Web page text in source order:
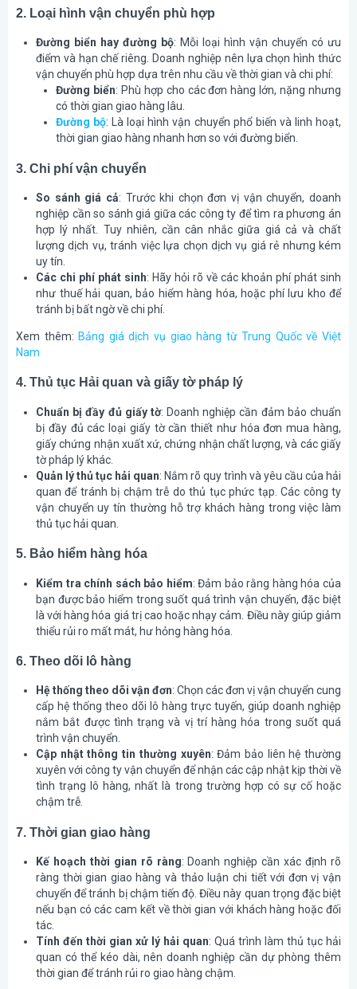
2. Loại hình vận chuyển phù hợp
Đường biển hay đường bộ: Mỗi loại hình vận chuyển có ưu
điểm và hạn chế riêng. Doanh nghiệp nên lựa chọn hình thức
vận chuyển phù hợp dựa trên nhu cầu về thời gian và chi phí:
Đường biển: Phù hợp cho các đơn hàng lớn, nặng nhưng
có thời gian giao hàng lâu.
Đường bộ: Là loại hình vận chuyển phổ biến và linh hoạt,
thời gian giao hàng nhanh hơn so với đường biển.
3. Chi phí vận chuyển
So sánh giá cả: Trước khi chọn đơn vị vận chuyển, doanh
nghiệp cần so sánh giá giữa các công ty để tìm ra phương án
hợp lý nhất. Tuy nhiên, cần cân nhắc giữa giá cả và chất
lượng dịch vụ, tránh việc lựa chọn dịch vụ giá rẻ nhưng kém
uy tín.
Các chi phí phát sinh: Hãy hỏi rõ về các khoản phí phát sinh
như thuế hải quan, bảo hiểm hàng hóa, hoặc phí lưu kho để
tránh bị bất ngờ về chi phí.
Xem thêm: Bảng giá dịch vụ giao hàng từ Trung Quốc về Việt
Nam
4. Thủ tục Hải quan và giấy tờ pháp lý
Chuẩn bị đầy đủ giấy tờ: Doanh nghiệp cần đảm bảo chuẩn
bị đầy đủ các loại giấy tờ cần thiết như hóa đơn mua hàng,
giấy chứng nhận xuất xứ, chứng nhận chất lượng, và các giấy
tờ pháp lý khác.
Quản lý thủ tục hải quan: Nắm rõ quy trình và yêu cầu của hải
quan để tránh bị chậm trễ do thủ tục phức tạp. Các công ty
vận chuyển uy tín thường hỗ trợ khách hàng trong việc làm
thủ tục hải quan.
5. Bảo hiểm hàng hóa
Kiểm tra chính sách bảo hiểm: Đảm bảo rằng hàng hóa của
bạn được bảo hiểm trong suốt quá trình vận chuyển, đặc biệt
là với hàng hóa giá trị cao hoặc nhạy cảm. Điều này giúp giảm
thiểu rủi ro mất mát, hư hỏng hàng hóa.
6. Theo dõi lô hàng
Hệ thống theo dõi vận đơn: Chọn các đơn vị vận chuyển cung
cấp hệ thống theo dõi lô hàng trực tuyến, giúp doanh nghiệp
nắm bắt được tình trạng và vị trí hàng hóa trong suốt quá
trình vận chuyển.
Cập nhật thông tin thường xuyên: Đảm bảo liên hệ thường
xuyên với công ty vận chuyển để nhận các cập nhật kịp thời về
tình trạng lô hàng, nhất là trong trường hợp có sự cố hoặc
chậm trễ.
7. Thời gian giao hàng
Kế hoạch thời gian rõ ràng: Doanh nghiệp cần xác định rõ
ràng thời gian giao hàng và thảo luận chi tiết với đơn vị vận
chuyển để tránh bị chậm tiến độ. Điều này quan trọng đặc biệt
nếu bạn có các cam kết về thời gian với khách hàng hoặc đối
tác.
Tính đến thời gian xử lý hải quan: Quá trình làm thủ tục hải
quan có thể kéo dài, nên doanh nghiệp cần dự phòng thêm
thời gian để tránh rủi ro giao hàng chậm.